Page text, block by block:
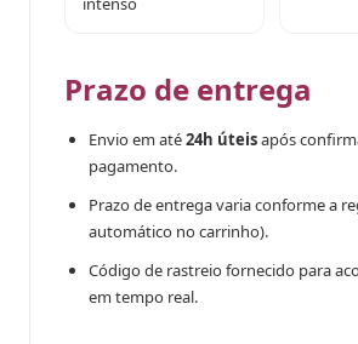
Prazo de entrega
Envio em até24h úteisapós
pagamento.
Prazo de entrega varia conforme a
automático no carrinho).
Código de rastreio fornecido para
em tempo real.